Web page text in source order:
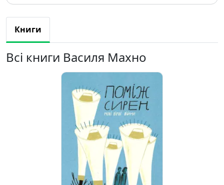
Книги
Всі книги Василя Махно